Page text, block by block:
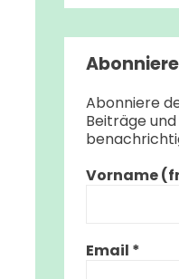
Abonniere
Beiträge
Vorname
Email *